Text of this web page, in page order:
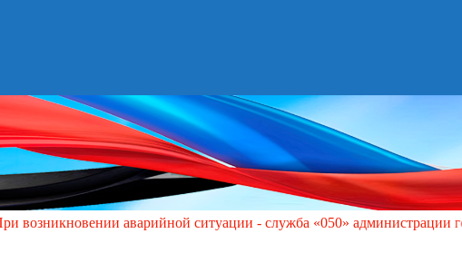
аварийной ситуации - служба «050» администрации города